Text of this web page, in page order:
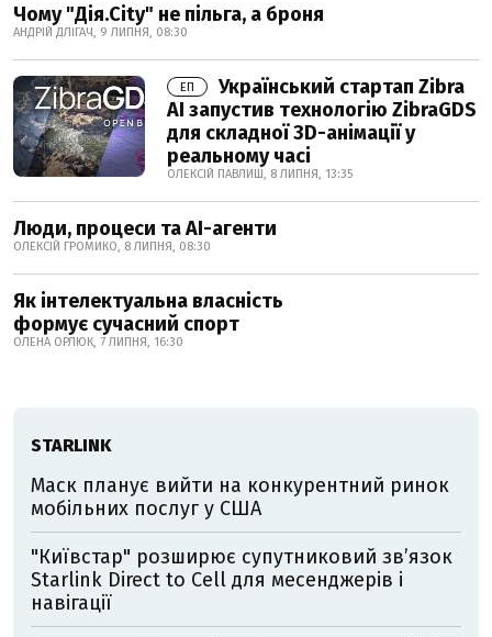
Чому "Дія.City" не пільга, а броня
АНДРІЙ ДЛІГАЧ, 9 ЛИПНЯ, 08:30
ЕП
Український стартап Zibra
AI запустив технологію ZibraGDS
для складної 3D-анімації у
реальному часі
ОЛЕКСІЙ ПАВЛИШ, 8 ЛИПНЯ, 13:35
Люди, процеси та AI-агенти
ОЛЕКСІЙ ГРОМИКО, 8 ЛИПНЯ, 08:30
Як інтелектуальна власність
формує сучасний спорт
ОЛЕНА ОРЛЮК, 7 ЛИПНЯ, 16:30
STARLINK
Маск планує вийти на конкурентний ринок
мобільних послуг у США
"Київстар" розширює супутниковий зв’язок
Starlink Direct to Cell для месенджерів і
навігації